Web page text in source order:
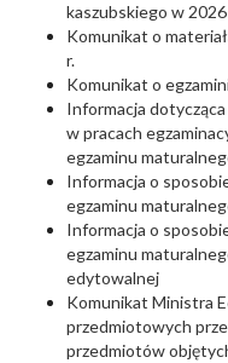
kaszubskiego w 2026
Komunikat o
r.
Komunikat o
Informacja
w pracach
egzaminu
Informacja o
egzaminu
Informacja o
egzaminu
edytowalnej
Komunikat Ministra
przedmiotowych
przedmiotów